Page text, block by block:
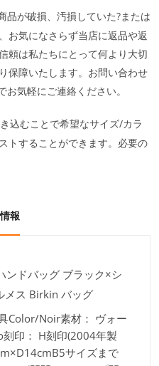
品が破損、汚損していた?または
お気になさらず当店に返品や返
頼は私たちにとって何より大切
保障いたします。お問い合わせ
お気軽にご連絡ください。
込むことで希望なサイズ/カラ
トすることができます。必要の
報
ンドバッグ ブラック×シ
メス Birkin バッグ
Color/Noir素材： ヴォー
印： H刻印(2004年製
サイズまで